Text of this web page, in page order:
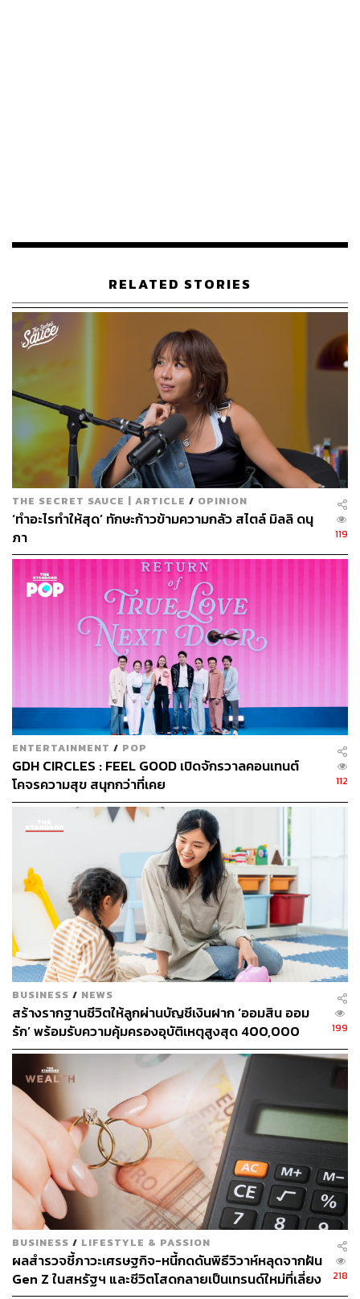
RELATED STORIES
THE SECRET SAUCE | ARTICLE / OPINION
‘ทำอะไรทำให้สุด’ ทักษะก้าวข้ามความกลัว สไตล์ มิลลิ ดนุ
ภา
119
ENTERTAINMENT / POP
GDH CIRCLES : FEEL GOOD เปิดจักรวาลคอนเทนต์
โคจรความสุข สนุกกว่าที่เคย
112
BUSINESS / NEWS
สร้างรากฐานชีวิตให้ลูกผ่านบัญชีเงินฝาก ‘ออมสิน ออม
รัก’ พร้อมรับความคุ้มครองอุบัติเหตุสูงสุด 400,000
บาท ดอกเบี้ยรับเต็ม ไม่เสียภาษี [Advertorial]
199
BUSINESS / LIFESTYLE & PASSION
ผลสำรวจชี้ภาวะเศรษฐกิจ-หนี้กดดันพิธีวิวาห์หลุดจากฝัน
Gen Z ในสหรัฐฯ และชีวิตโสดกลายเป็นเทรนด์ใหม่ที่เลี่ยง
218